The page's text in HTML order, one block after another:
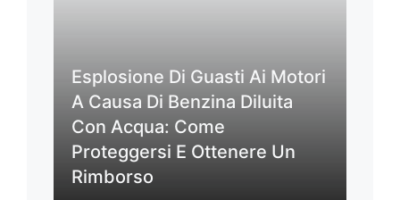
Esplosione Di Guasti Ai Motori
A Causa Di Benzina Diluita
Con Acqua: Come
Proteggersi E Ottenere Un
Rimborso